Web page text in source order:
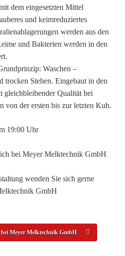
dem eingesetzten Mittel
und keimreduziertes
werden aus den
und Bakterien werden in den
Waschen –
trocken Stehen. Eingebaut in den
gleichbleibender Qualität bei
von der ersten bis zur letzten Kuh.
19:00 Uhr
bei Meyer Melktechnik GmbH
wenden Sie sich gerne
GmbH
Meyer Melktechnik GmbH